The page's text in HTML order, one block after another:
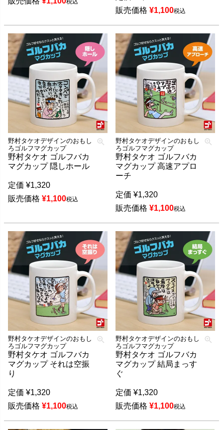
税込
販売価格 ¥1,100税込
野村タケオデザインのおもし
ろゴルフマグカップ
野村タケオ ゴルフバカ
マグカップ 隠しホール
定価 ¥1,320
販売価格 ¥1,100税込
野村タケオデザインのおもし
ろゴルフマグカップ
野村タケオ ゴルフバカ
マグカップ 高速アプロ
ーチ
定価 ¥1,320
販売価格 ¥1,100税込
野村タケオデザインのおもし
ろゴルフマグカップ
野村タケオ ゴルフバカ
マグカップ それは空振
り
定価 ¥1,320
販売価格 ¥1,100税込
野村タケオデザインのおもし
ろゴルフマグカップ
野村タケオ ゴルフバカ
マグカップ 結局まっす
ぐ
定価 ¥1,320
販売価格 ¥1,100税込